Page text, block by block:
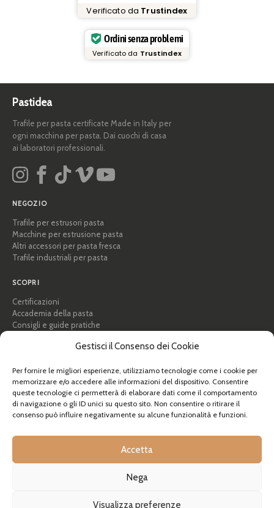
Gestisci il Consenso dei Cookie
Per fornire le migliori esperienze, utilizziamo tecnologie come i cookie per
memorizzare e/o accedere alle informazioni del dispositivo. Consentire
queste tecnologie ci permetterà di elaborare dati come il comportamento
di navigazione o gli ID unici su questo sito. Non consentire o ritirare il
consenso può influire negativamente su alcune funzionalità e funzioni.
Accetta
Nega
Visualizza preferenze
Verificato da Trustindex
Ordini senza problemi
Verificato da Trustindex
Pastidea
Trafile per pasta certificate Made in Italy per
ogni macchina per pasta. Dai cuochi di casa
ai laboratori professionali.
NEGOZIO
Trafile per estrusori pasta
Macchine per estrusione pasta
Altri accessori per pasta fresca
Trafile industriali per pasta
SCOPRI
Certificazioni
Accademia della pasta
Consigli e guide pratiche
Professionisti e B2B
AIUTO
FAQ e supporto
Contattaci
Info spedizioni